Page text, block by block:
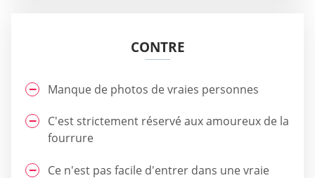
CONTRE
Manque de photos de vraies personnes
C'est strictement réservé aux amoureux de la
fourrure
Ce n'est pas facile d'entrer dans une vraie